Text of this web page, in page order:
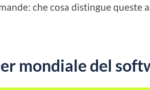
che cosa distingue queste
mondiale del